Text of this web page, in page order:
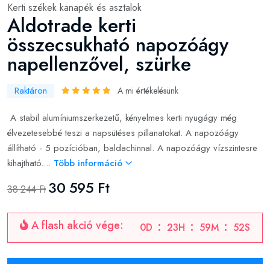
Kerti székek kanapék és asztalok
Aldotrade kerti
összecsukható napozóágy
napellenzővel, szürke
Raktáron A mi értékelésünk
A stabil alumíniumszerkezetű, kényelmes kerti nyugágy még
élvezetesebbé teszi a napsütéses pillanatokat. A napozóágy
állítható - 5 pozícióban, baldachinnal. A napozóágy vízszintesre
kihajtható.... Több információ
38 244 Ft 30 595 Ft
A flash akció vége: 0D 23H 59M 51S